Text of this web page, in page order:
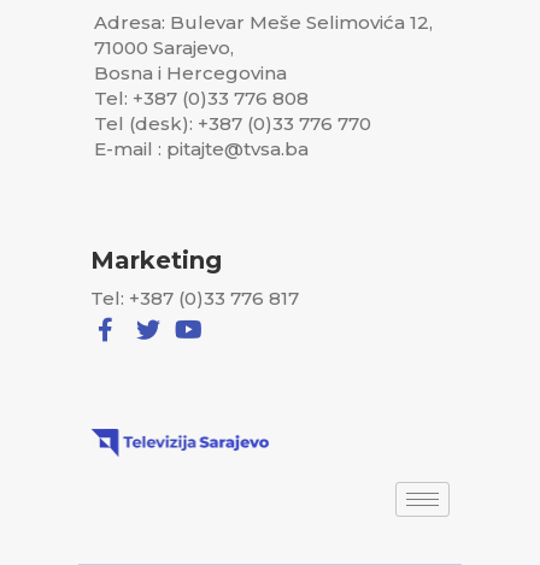
Adresa: Bulevar Meše Selimovića 12,
71000 Sarajevo,
Bosna i Hercegovina
Tel: +387 (0)33 776 808
Tel (desk): +387 (0)33 776 770
E-mail : pitajte@tvsa.ba
Marketing
Tel: +387 (0)33 776 817